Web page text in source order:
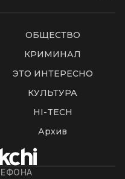
ОБЩЕСТВО
КРИМИНАЛ
ЭТО ИНТЕРЕСНО
КУЛЬТУРА
HI-TECH
Архив